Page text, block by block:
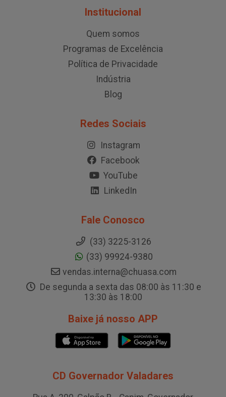
Institucional
Quem somos
Programas de Excelência
Política de Privacidade
Indústria
Blog
Redes Sociais
Instagram
Facebook
YouTube
LinkedIn
Fale Conosco
(33) 3225-3126
(33) 99924-9380
vendas.interna@chuasa.com
De segunda a sexta das 08:00 às 11:30 e
13:30 às 18:00
Baixe já nosso APP
CD Governador Valadares